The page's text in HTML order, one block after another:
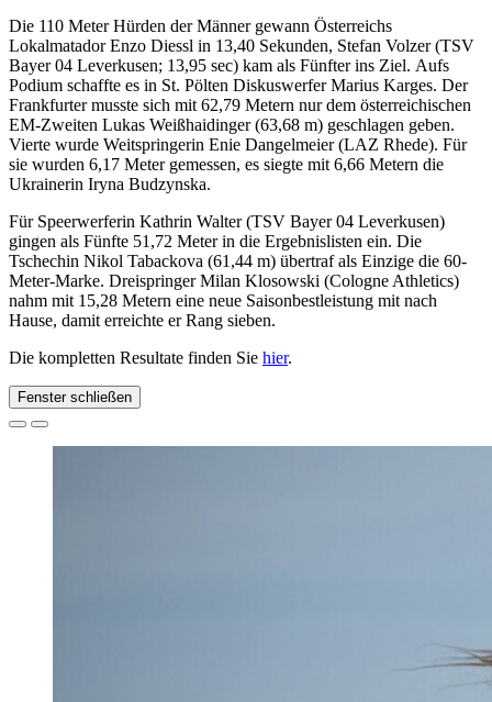
Die 110 Meter Hürden der Männer gewann Österreichs
Lokalmatador Enzo Diessl in 13,40 Sekunden, Stefan Volzer (TSV
Bayer 04 Leverkusen; 13,95 sec) kam als Fünfter ins Ziel. Aufs
Podium schaffte es in St. Pölten Diskuswerfer Marius Karges. Der
Frankfurter musste sich mit 62,79 Metern nur dem österreichischen
EM-Zweiten Lukas Weißhaidinger (63,68 m) geschlagen geben.
Vierte wurde Weitspringerin Enie Dangelmeier (LAZ Rhede). Für
sie wurden 6,17 Meter gemessen, es siegte mit 6,66 Metern die
Ukrainerin Iryna Budzynska.
Für Speerwerferin Kathrin Walter (TSV Bayer 04 Leverkusen)
gingen als Fünfte 51,72 Meter in die Ergebnislisten ein. Die
Tschechin Nikol Tabackova (61,44 m) übertraf als Einzige die 60-
Meter-Marke. Dreispringer Milan Klosowski (Cologne Athletics)
nahm mit 15,28 Metern eine neue Saisonbestleistung mit nach
Hause, damit erreichte er Rang sieben.
Die kompletten Resultate finden Sie hier.
Fenster schließen